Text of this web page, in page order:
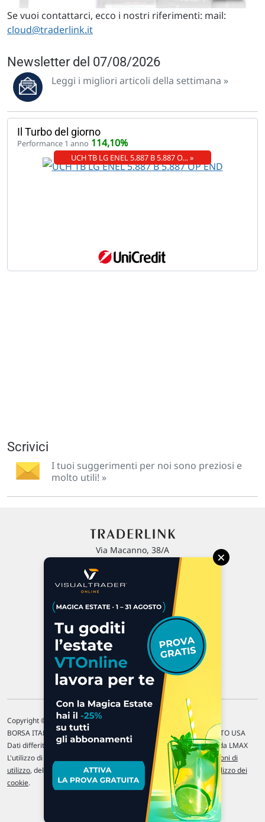
Se vuoi contattarci, ecco i nostri riferimenti: mail:
cloud@traderlink.it
Newsletter del 07/08/2026
Leggi i migliori articoli della settimana »
Il Turbo del giorno
Performance 1 anno 114,10%
UCH TB LG ENEL 5.887 B 5.887 O… »
Scrivici
I tuoi suggerimenti per noi sono preziosi e
molto utili! »
Via Macanno, 38/A
P.IVA 02 452 460 401
Chi siamo
Commenti e segnalazioni
Contattaci
Copyright © 1996-2026 Traderlink Italia s.r.l.
BORSA ITALIANA Quotazioni di borsa differite di 15 min. / MERCATO USA
Dati differiti di 15 min. (fonte Intrinio) / FOREX Quotazioni fornite da LMAX
L'utilizzo di questo sito implica l'accettazione delle nostre Condizioni di
utilizzo, del Disclaimer MAR, delle Politiche sulla privacye dell' Utilizzo dei
cookie.
×